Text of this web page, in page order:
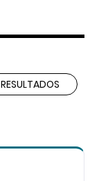
RESULTADOS